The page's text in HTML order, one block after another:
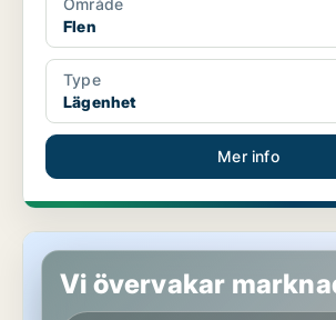
Område
Flen
Type
Lägenhet
Mer info
Lägenhet i Flen
Vi övervakar